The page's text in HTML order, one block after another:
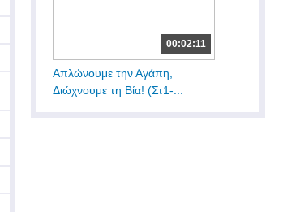
00:02:11
Απλώνουμε την Αγάπη,
Διώχνουμε τη Βία! (Στ1-...